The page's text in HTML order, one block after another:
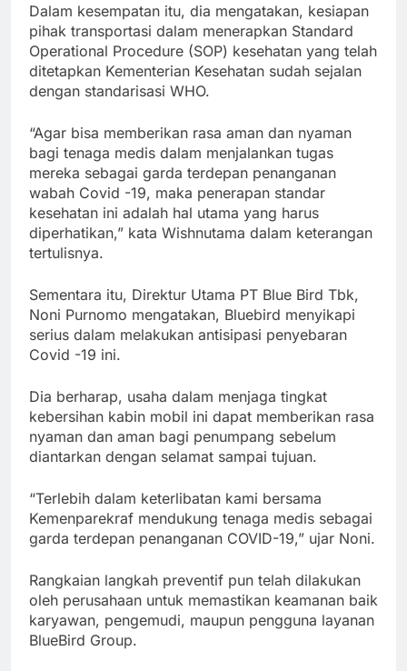
Dalam kesempatan itu, dia mengatakan, kesiapan
pihak transportasi dalam menerapkan Standard
Operational Procedure (SOP) kesehatan yang telah
ditetapkan Kementerian Kesehatan sudah sejalan
dengan standarisasi WHO.
“Agar bisa memberikan rasa aman dan nyaman
bagi tenaga medis dalam menjalankan tugas
mereka sebagai garda terdepan penanganan
wabah Covid -19, maka penerapan standar
kesehatan ini adalah hal utama yang harus
diperhatikan,” kata Wishnutama dalam keterangan
tertulisnya.
Sementara itu, Direktur Utama PT Blue Bird Tbk,
Noni Purnomo mengatakan, Bluebird menyikapi
serius dalam melakukan antisipasi penyebaran
Covid -19 ini.
Dia berharap, usaha dalam menjaga tingkat
kebersihan kabin mobil ini dapat memberikan rasa
nyaman dan aman bagi penumpang sebelum
diantarkan dengan selamat sampai tujuan.
“Terlebih dalam keterlibatan kami bersama
Kemenparekraf mendukung tenaga medis sebagai
garda terdepan penanganan COVID-19,” ujar Noni.
Rangkaian langkah preventif pun telah dilakukan
oleh perusahaan untuk memastikan keamanan baik
karyawan, pengemudi, maupun pengguna layanan
BlueBird Group.